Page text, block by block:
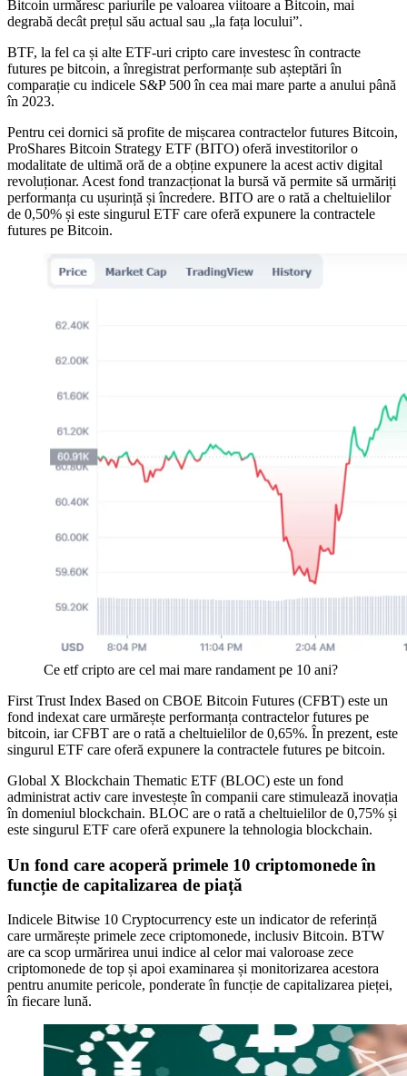
Bitcoin urmăresc pariurile pe valoarea viitoare a Bitcoin, mai
degrabă decât prețul său actual sau „la fața locului”.
BTF, la fel ca și alte ETF-uri cripto care investesc în contracte
futures pe bitcoin, a înregistrat performanțe sub așteptări în
comparație cu indicele S&P 500 în cea mai mare parte a anului până
în 2023.
Pentru cei dornici să profite de mișcarea contractelor futures Bitcoin,
ProShares Bitcoin Strategy ETF (BITO) oferă investitorilor o
modalitate de ultimă oră de a obține expunere la acest activ digital
revoluționar. Acest fond tranzacționat la bursă vă permite să urmăriți
performanța cu ușurință și încredere. BITO are o rată a cheltuielilor
de 0,50% și este singurul ETF care oferă expunere la contractele
futures pe Bitcoin.
Ce etf cripto are cel mai mare randament pe 10 ani?
First Trust Index Based on CBOE Bitcoin Futures (CFBT) este un
fond indexat care urmărește performanța contractelor futures pe
bitcoin, iar CFBT are o rată a cheltuielilor de 0,65%. În prezent, este
singurul ETF care oferă expunere la contractele futures pe bitcoin.
Global X Blockchain Thematic ETF (BLOC) este un fond
administrat activ care investește în companii care stimulează inovația
în domeniul blockchain. BLOC are o rată a cheltuielilor de 0,75% și
este singurul ETF care oferă expunere la tehnologia blockchain.
Un fond care acoperă primele 10 criptomonede în
funcție de capitalizarea de piață
Indicele Bitwise 10 Cryptocurrency este un indicator de referință
care urmărește primele zece criptomonede, inclusiv Bitcoin. BTW
are ca scop urmărirea unui indice al celor mai valoroase zece
criptomonede de top și apoi examinarea și monitorizarea acestora
pentru anumite pericole, ponderate în funcție de capitalizarea pieței,
în fiecare lună.